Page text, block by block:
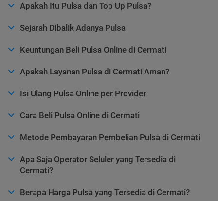
Apakah Itu Pulsa dan Top Up Pulsa?
Sejarah Dibalik Adanya Pulsa
Keuntungan Beli Pulsa Online di Cermati
Apakah Layanan Pulsa di Cermati Aman?
Isi Ulang Pulsa Online per Provider
Cara Beli Pulsa Online di Cermati
Metode Pembayaran Pembelian Pulsa di Cermati
Apa Saja Operator Seluler yang Tersedia di
Cermati?
Berapa Harga Pulsa yang Tersedia di Cermati?